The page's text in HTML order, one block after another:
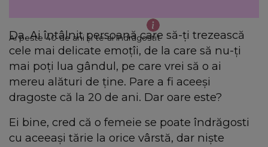
Ai peste 40 de ani şi te-ai îndrăgostit
Da. Ai întâlnit persoană care să-ţi trezească
cele mai delicate emoţîi, de la care să nu-ţi
mai poţi lua gândul, pe care vrei să o ai
mereu alături de ţine. Pare a fi aceeşi
dragoste că la 20 de ani. Dar oare este?
Ei bine, cred că o femeie se poate îndrăgosti
cu aceeaşi tărie la orice vârstă, dar nişte